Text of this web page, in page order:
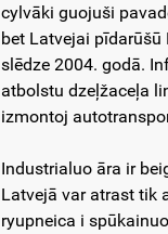
cylvāki guojuši
bet Latvejai pīdarūšū
slēdze 2004. godā.
atbolstu dzeļžaceļa
izmontoj
Industrialuo āra ir
Latvejā var atrast tik
ryupneica i